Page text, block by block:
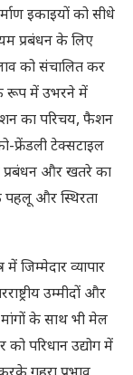
इकाइयों को सीधे
प्रबंधन के लिए
को संचालित कर
रूप में उभरने में
का परिचय, फैशन
फ्रेंडली टेक्सटाइल
प्रबंधन और खतरे का
और स्थिरता
जिम्मेदार व्यापार
उम्मीदों और
के साथ भी मेल
परिधान उद्योग में